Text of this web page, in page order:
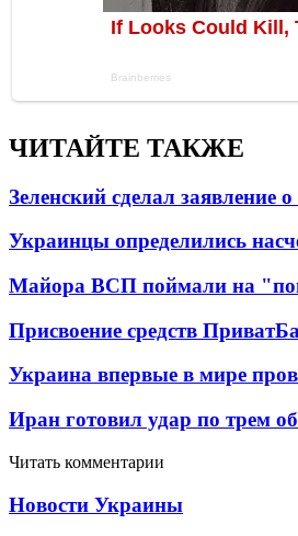
ЧИТАЙТЕ ТАКЖЕ
Зеленский сделал заявление
Украинцы определились
Майора ВСП поймали на
Присвоение средств
Украина впервые в мире
Иран готовил удар по трем
Читать комментарии
Новости Украины